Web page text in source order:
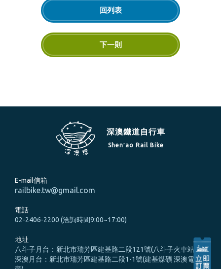
回列表
下一則
深澳鐵道自行車
Shen′ao Rail Bike
E-mail信箱
railbike.tw@gmail.com
電話
02-2406-2200 (洽詢時間9:00~17:00)
地址
八斗子月台：新北市瑞芳區建基路二段121號(八斗子火車站旁)
深澳月台：新北市瑞芳區建基路二段1-1號(建基煤礦 深澳電廠